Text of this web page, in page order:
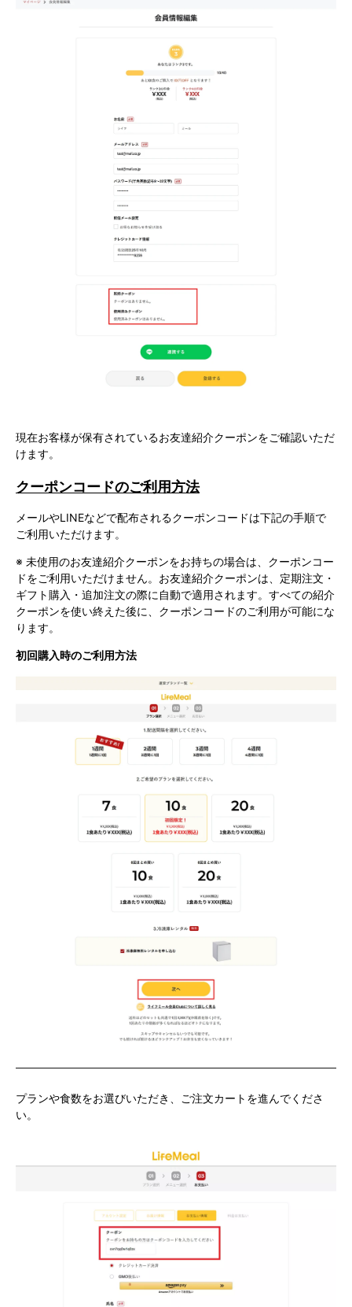
現在お客様が保有されているお友達紹介クーポンをご確認いただ
けます。
クーポンコードのご利用方法
メールやLINEなどで配布されるクーポンコードは下記の手順で
ご利用いただけます。
※ 未使用のお友達紹介クーポンをお持ちの場合は、クーポンコー
ドをご利用いただけません。お友達紹介クーポンは、定期注文・
ギフト購入・追加注文の際に自動で適用されます。すべての紹介
クーポンを使い終えた後に、クーポンコードのご利用が可能にな
ります。
初回購入時のご利用方法
プランや食数をお選びいただき、ご注文カートを進んでくださ
い。